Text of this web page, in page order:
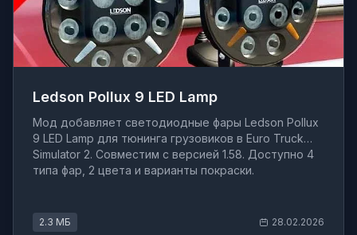
Ledson Pollux 9 LED Lamp
Мод добавляет светодиодные фары Ledson Pollux
9 LED Lamp для тюнинга грузовиков в Euro Truck
Simulator 2. Совместим с версией 1.58. Доступно 4
типа фар, 2 цвета и варианты покраски.
2.3 МБ 28.02.2026